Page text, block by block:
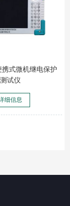
式微机继电保护
测试仪
细信息